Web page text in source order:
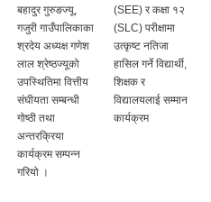
बहादुर गुरुङज्यू,
गजुरी गाउँपालिकाका
श्रदेय अध्यक्ष गणेश
लाल श्रेष्ठज्यूको
उपस्थितिमा वित्तीय
संघीयता सम्बन्धी
गोष्ठी तथा
अन्तरक्रिया
कार्यक्रम सम्पन्न
गरियो ।
(SEE) र कक्षा १२
(SLC) परीक्षामा
उत्कृष्ट नतिजा
हासिल गर्ने विद्यार्थी,
शिक्षक र
विद्यालयलाई सम्मान
कार्यक्रम